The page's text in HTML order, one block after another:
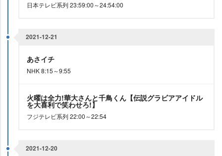
日本テレビ系列 23:59:00～24:54:00
2021-12-21
あさイチ
NHK 8:15～9:55
火曜は全力!華大さんと千鳥くん【伝説グラビアアイドル
を大喜利で笑わせろ!】
フジテレビ系列 22:00～22:54
2021-12-20